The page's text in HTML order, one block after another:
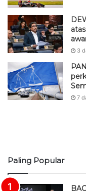
3
7
Paling Popular